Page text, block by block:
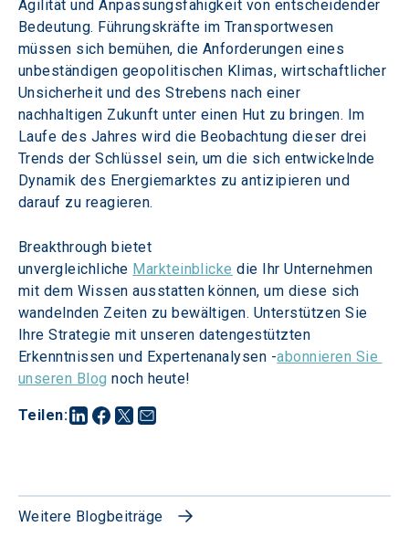
Teilen:
Agilität und Anpassungsfähigkeit von entscheidender
Bedeutung. Führungskräfte im Transportwesen
müssen sich bemühen, die Anforderungen eines
unbeständigen geopolitischen Klimas, wirtschaftlicher
Unsicherheit und des Strebens nach einer
nachhaltigen Zukunft unter einen Hut zu bringen. Im
Laufe des Jahres wird die Beobachtung dieser drei
Trends der Schlüssel sein, um die sich entwickelnde
Dynamik des Energiemarktes zu antizipieren und
darauf zu reagieren.
Breakthrough bietet
unvergleichliche Markteinblicke die Ihr Unternehmen
mit dem Wissen ausstatten können, um diese sich
wandelnden Zeiten zu bewältigen. Unterstützen Sie
Ihre Strategie mit unseren datengestützten
Erkenntnissen und Expertenanalysen -abonnieren Sie
unseren Blog noch heute!
Weitere Blogbeiträge